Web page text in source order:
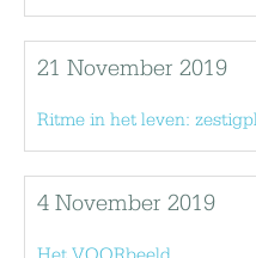
21 November 2019
Ritme in het leven:
4 November 2019